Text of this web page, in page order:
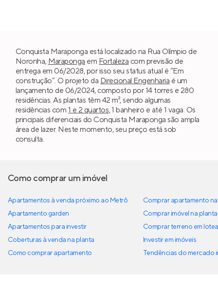
Conquista Maraponga está localizado na Rua Olímpio de
Noronha, Maraponga em Fortaleza com previsão de
entrega em 06/2028, por isso seu status atual é “Em
construção”. O projeto da Direcional Engenharia é um
lançamento de 06/2024, composto por 14 torres e 280
residências. As plantas têm 42 m², sendo algumas
residências com 1 e 2 quartos, 1 banheiro e até 1 vaga. Os
principais diferenciais do Conquista Maraponga são ampla
área de lazer. Neste momento, seu preço está sob
consulta.
Como comprar um imóvel
Apartamentos à venda próximo ao Metrô
Apartamento garden
Apartamentos para investir
Coberturas à venda na planta
Como comprar apartamento
Comprar apartamento
Comprar imóvel na planta
Comprar terreno em
Investir em imóveis
Tendências do mercado